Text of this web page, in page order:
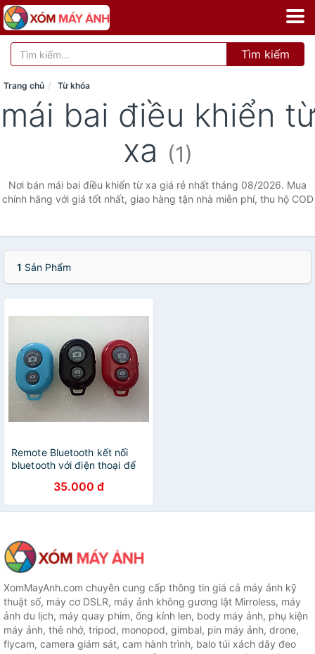
Tìm kiếm
Trang chủ Từ khóa
mái bai điều khiển từ
xa (1)
Nơi bán mái bai điều khiển từ xa giá rẻ nhất tháng 08/2026. Mua
chính hãng với giá tốt nhất, giao hàng tận nhà miễn phí, thu hộ COD
1 Sản Phẩm
Remote Bluetooth kết nối
bluetooth với điện thoại để
chính hãng35.000 đ
XomMayAnh.com chuyên cung cấp thông tin giá cả máy ảnh kỹ
thuật số, máy cơ DSLR, máy ảnh không gương lật Mirroless, máy
ảnh du lịch, máy quay phim, ống kính len, body máy ảnh, phụ kiện
máy ảnh, thẻ nhớ, tripod, monopod, gimbal, pin máy ảnh, drone,
flycam, camera giám sát, cam hành trình, balo túi xách dây đeo